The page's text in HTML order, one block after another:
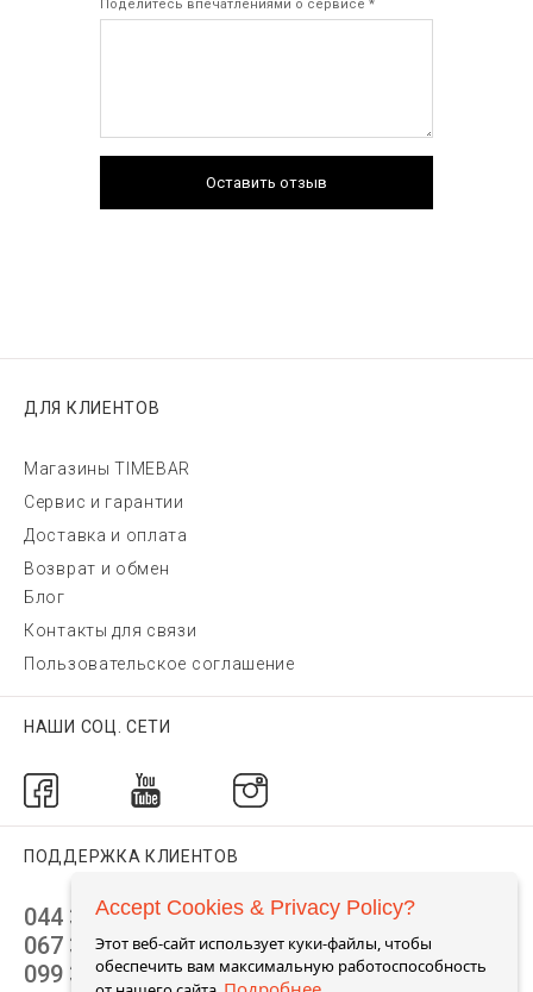
Поделитесь впечатлениями о сервисе *
Оставить отзыв
ДЛЯ КЛИЕНТОВ
Магазины TIMEBAR
Сервис и гарантии
Доставка и оплата
Возврат и обмен
Блог
Контакты для связи
Пользовательское соглашение
НАШИ СОЦ. СЕТИ
ПОДДЕРЖКА КЛИЕНТОВ
044 392 44 45
067 344 14 44 (viber)
099 399 23 80
Accept Cookies & Privacy Policy?
Этот веб-сайт использует куки-файлы, чтобы
обеспечить вам максимальную работоспособность